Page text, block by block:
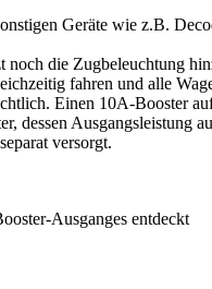
Geräte wie z.B.
die Zugbeleuchtung
fahren und alle
Einen 10A-Booster
dessen Ausgangsleistung
versorgt.
Ausganges entdeckt